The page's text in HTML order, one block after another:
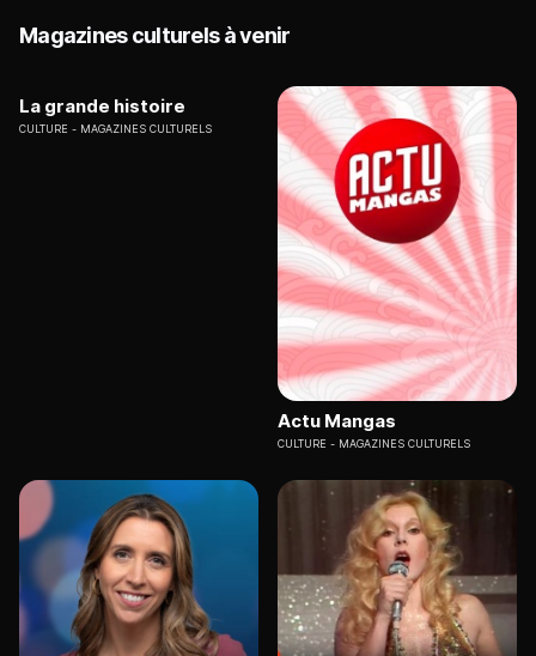
Magazines culturels à venir
La grande histoire
CULTURE MAGAZINES CULTURELS
Actu Mangas
CULTURE MAGAZINES CULTURELS